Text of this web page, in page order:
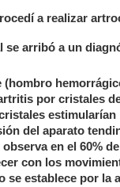
a realizar
se arribó a un
(hombro
por cristales
del aparato
en el 60%
con los
se establece por